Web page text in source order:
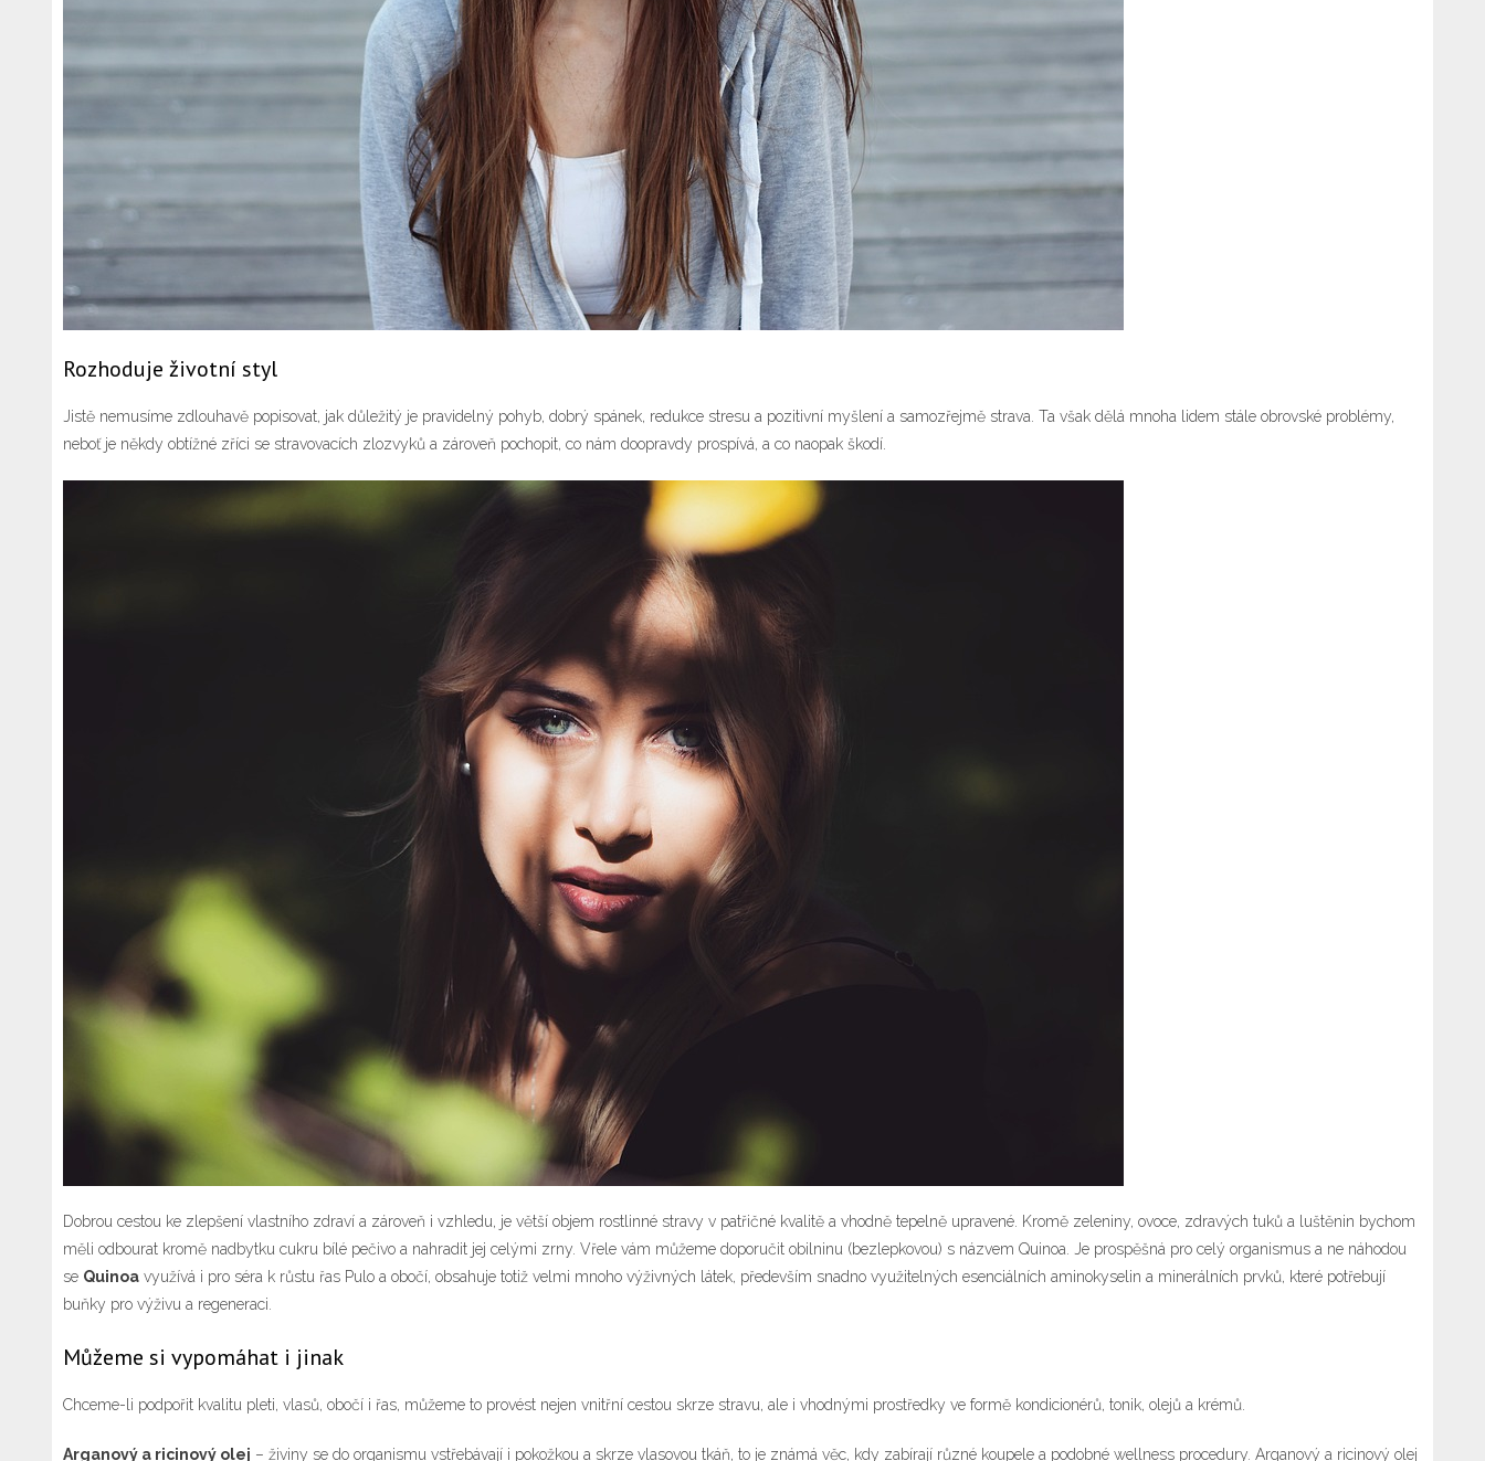
Rozhoduje životní styl
Jistě nemusíme zdlouhavě popisovat, jak důležitý je pravidelný pohyb, dobrý spánek, redukce stresu a pozitivní myšlení a samozřejmě strava. Ta však dělá mnoha lidem stále obrovské problémy,
neboť je někdy obtížné zříci se stravovacích zlozvyků a zároveň pochopit, co nám doopravdy prospívá, a co naopak škodí.
Dobrou cestou ke zlepšení vlastního zdraví a zároveň i vzhledu, je větší objem rostlinné stravy v patřičné kvalitě a vhodně tepelně upravené. Kromě zeleniny, ovoce, zdravých tuků a luštěnin bychom
měli odbourat kromě nadbytku cukru bílé pečivo a nahradit jej celými zrny. Vřele vám můžeme doporučit obilninu (bezlepkovou) s názvem Quinoa. Je prospěšná pro celý organismus a ne náhodou
se Quinoa využívá i pro séra k růstu řas Pulo a obočí, obsahuje totiž velmi mnoho výživných látek, především snadno využitelných esenciálních aminokyselin a minerálních prvků, které potřebují
buňky pro výživu a regeneraci.
Můžeme si vypomáhat i jinak
Chceme-li podpořit kvalitu pleti, vlasů, obočí i řas, můžeme to provést nejen vnitřní cestou skrze stravu, ale i vhodnými prostředky ve formě kondicionérů, tonik, olejů a krémů.
Arganový a ricinový olej – živiny se do organismu vstřebávají i pokožkou a skrze vlasovou tkáň, to je známá věc, kdy zabírají různé koupele a podobné wellness procedury. Arganový a ricinový olej